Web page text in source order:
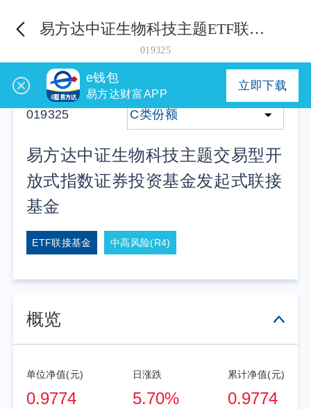
易方达中证生物科技主题ETF联接发起式C
019325
019325 C类份额
易方达中证生物科技主题交易型开
放式指数证券投资基金发起式联接
基金
ETF联接基金 中高风险(R4)
概览
单位净值(元)
0.9774
日涨跌
5.70%
累计净值(元)
0.9774
e钱包
易方达财富APP
立即下载